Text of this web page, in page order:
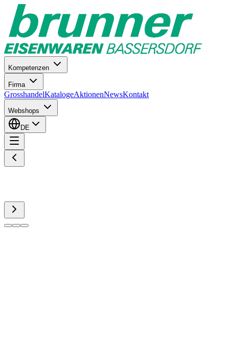
Kompetenzen
Firma
GrosshandelKatalogeAktionenNewsKontakt
Webshops
DE